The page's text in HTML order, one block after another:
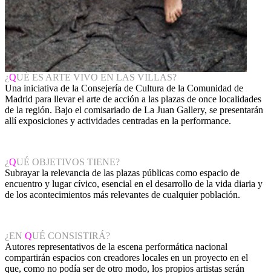
¿QUÉ ES ARTE VIVO EN LAS VILLAS?
Una iniciativa de la Consejería de Cultura de la Comunidad de
Madrid para llevar el arte de acción a las plazas de once localidades
de la región. Bajo el comisariado de La Juan Gallery, se presentarán
allí exposiciones y actividades centradas en la performance.
¿QUÉ OBJETIVOS TIENE?
Subrayar la relevancia de las plazas públicas como espacio de
encuentro y lugar cívico, esencial en el desarrollo de la vida diaria y
de los acontecimientos más relevantes de cualquier población.
¿EN QUÉ CONSISTIRÁ?
Autores representativos de la escena performática nacional
compartirán espacios con creadores locales en un proyecto en el
que, como no podía ser de otro modo, los propios artistas serán